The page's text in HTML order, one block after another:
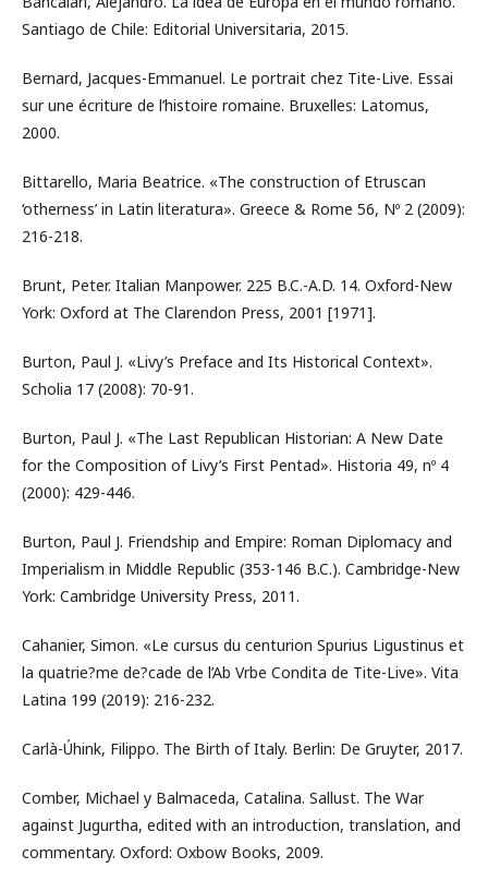
Santiago de Chile: Editorial Universitaria, 2015.
Bernard, Jacques-Emmanuel. Le portrait chez Tite-Live. Essai
sur une écriture de l’histoire romaine. Bruxelles: Latomus,
2000.
Bittarello, Maria Beatrice. «The construction of Etruscan
‘otherness’ in Latin literatura». Greece & Rome 56, Nº 2 (2009):
216-218.
Brunt, Peter. Italian Manpower. 225 B.C.-A.D. 14. Oxford-New
York: Oxford at The Clarendon Press, 2001 [1971].
Burton, Paul J. «Livy’s Preface and Its Historical Context».
Scholia 17 (2008): 70-91.
Burton, Paul J. «The Last Republican Historian: A New Date
for the Composition of Livy’s First Pentad». Historia 49, nº 4
(2000): 429-446.
Burton, Paul J. Friendship and Empire: Roman Diplomacy and
Imperialism in Middle Republic (353-146 B.C.). Cambridge-New
York: Cambridge University Press, 2011.
Cahanier, Simon. «Le cursus du centurion Spurius Ligustinus et
la quatrie?me de?cade de l’Ab Vrbe Condita de Tite-Live». Vita
Latina 199 (2019): 216-232.
Carlà-Úhink, Filippo. The Birth of Italy. Berlin: De Gruyter, 2017.
Comber, Michael y Balmaceda, Catalina. Sallust. The War
against Jugurtha, edited with an introduction, translation, and
commentary. Oxford: Oxbow Books, 2009.